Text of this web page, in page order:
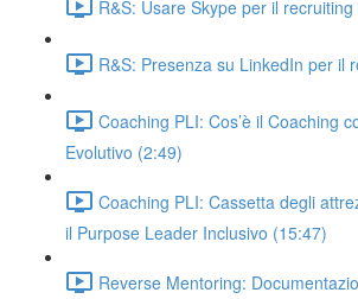
R&S: Usare Skype per il
R&S: Presenza su LinkedIn per il
Coaching PLI: Cos’è il Coaching
Evolutivo (2:49)
Coaching PLI: Cassetta degli
il Purpose Leader Inclusivo (15:47)
Reverse Mentoring: